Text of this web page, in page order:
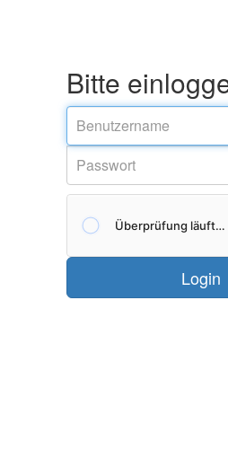
Bitte
Login